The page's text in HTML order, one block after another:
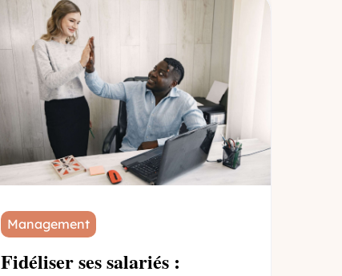
Management
Fidéliser ses salariés :